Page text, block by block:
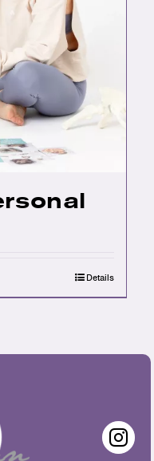
Details